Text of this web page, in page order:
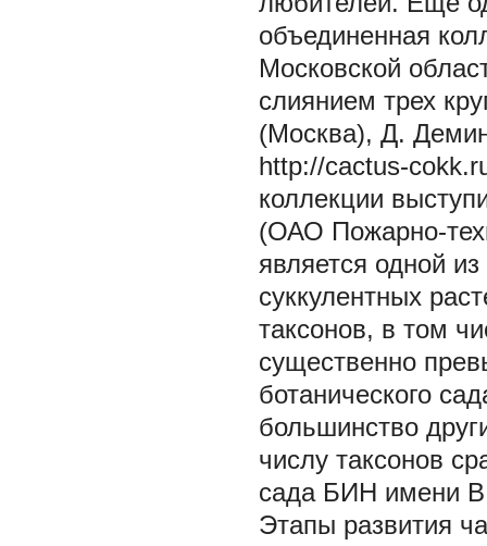
объединенная
Московской
слиянием трех
(Москва), Д.
http://cactus-
коллекции
(ОАО Пожарно-
является одной
суккулентных
таксонов, в том
существенно
ботанического
большинство
числу таксонов
сада БИН имени
Этапы развития